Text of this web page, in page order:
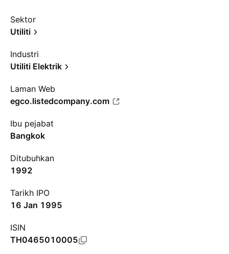
Sektor
Utiliti
Industri
Utiliti Elektrik
Laman Web
egco.listedcompany.com
Ibu pejabat
Bangkok
Ditubuhkan
1992
Tarikh IPO
16 Jan 1995
ISIN
TH0465010005